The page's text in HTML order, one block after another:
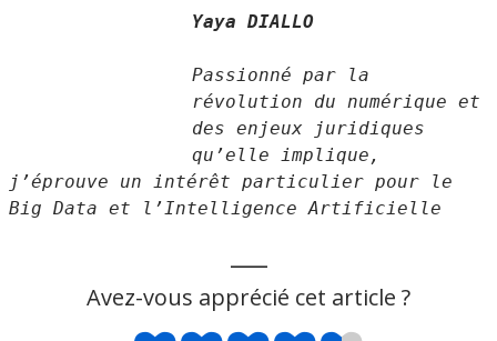
Yaya DIALLO
Passionné par la
révolution du numérique et
des enjeux juridiques
qu’elle implique,
j’éprouve un intérêt particulier pour le
Big Data et l’Intelligence Artificielle
Avez-vous apprécié cet article ?